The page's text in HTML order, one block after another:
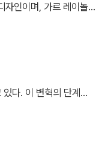
자인이며, 가르 레이놀
다. 이 변혁의 단계에
이동할 것이다. 사용자
사용자가 실제로 만지